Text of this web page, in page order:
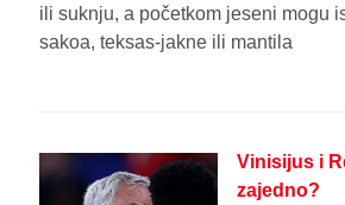
ili suknju, a početkom jeseni mogu
sakoa, teksas-jakne ili mantila
Vinisijus i
zajedno?